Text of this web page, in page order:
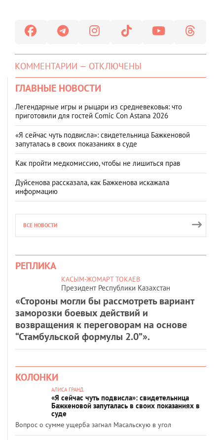
КОММЕНТАРИИ — ОТКЛЮЧЕНЫ
ГЛАВНЫЕ НОВОСТИ
Легендарные игры и рыцари из средневековья: что
приготовили для гостей Comic Con Astana 2026
«Я сейчас чуть подвисла»: свидетельница Бажкеновой
запуталась в своих показаниях в суде
Как пройти медкомиссию, чтобы не лишиться прав
Дуйсенова рассказала, как Бажкенова искажала
информацию
ВСЕ НОВОСТИ
РЕПЛИКА
КАСЫМ-ЖОМАРТ ТОКАЕВ
Президент Республики Казахстан
«Стороны могли бы рассмотреть вариант
заморозки боевых действий и
возвращения к переговорам на основе
“Стамбульской формулы 2.0”».
КОЛОНКИ
АЛИСА ГРАНД
«Я сейчас чуть подвисла»: свидетельница
Бажкеновой запуталась в своих показаниях в
суде
Вопрос о сумме ущерба загнал Масальскую в угол